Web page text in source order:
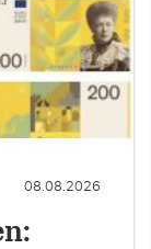
08.08.2026